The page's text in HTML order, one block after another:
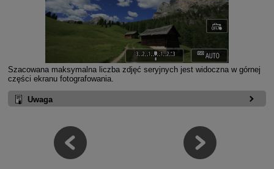
Szacowana maksymalna liczba zdjęć seryjnych jest widoczna w górnej
części ekranu fotografowania.
Uwaga